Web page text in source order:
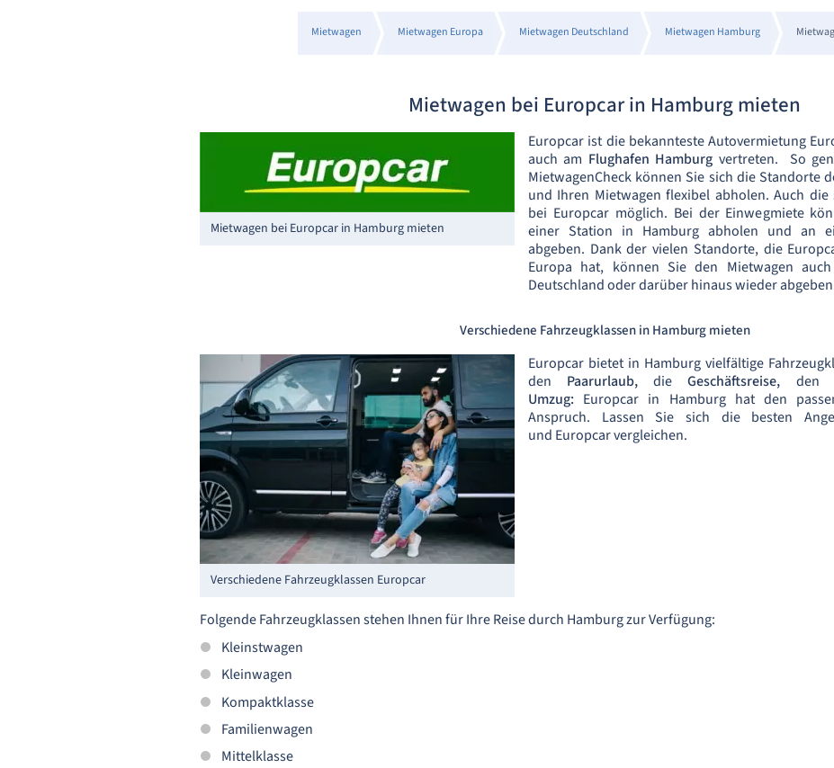
Mietwagen Mietwagen Europa Mietwagen Deutschland Mietwagen Hamburg
Mietwagen bei Europcar in Hamburg mieten
Mietwagen bei Europcar in Hamburg mieten
Europcar ist die bekannteste Autovermietung
auch am Flughafen Hamburg vertreten. So
MietwagenCheck können Sie sich die Standorte
und Ihren Mietwagen flexibel abholen. Auch die
bei Europcar möglich. Bei der Einwegmiete
einer Station in Hamburg abholen und an
abgeben. Dank der vielen Standorte, die
Europa hat, können Sie den Mietwagen
Deutschland oder darüber hinaus wieder
Verschiedene Fahrzeugklassen in Hamburg mieten
Verschiedene Fahrzeugklassen Europcar
Europcar bietet in Hamburg vielfältige
den Paarurlaub,dieGeschäftsreise, den
Umzug: Europcar in Hamburg hat den
Anspruch. Lassen Sie sich die besten
und Europcar vergleichen.
Folgende Fahrzeugklassen stehen Ihnen für Ihre Reise durch Hamburg zur Verfügung:
Kleinstwagen
Kleinwagen
Kompaktklasse
Familienwagen
Mittelklasse